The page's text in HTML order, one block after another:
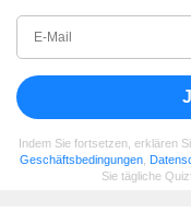
Indem Sie fortsetzen, erklären
Geschäftsbedingungen
Sie tägliche